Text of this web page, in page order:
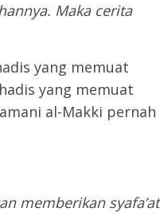
Maka cerita
yang memuat
al-Makki pernah
memberikan syafa’at